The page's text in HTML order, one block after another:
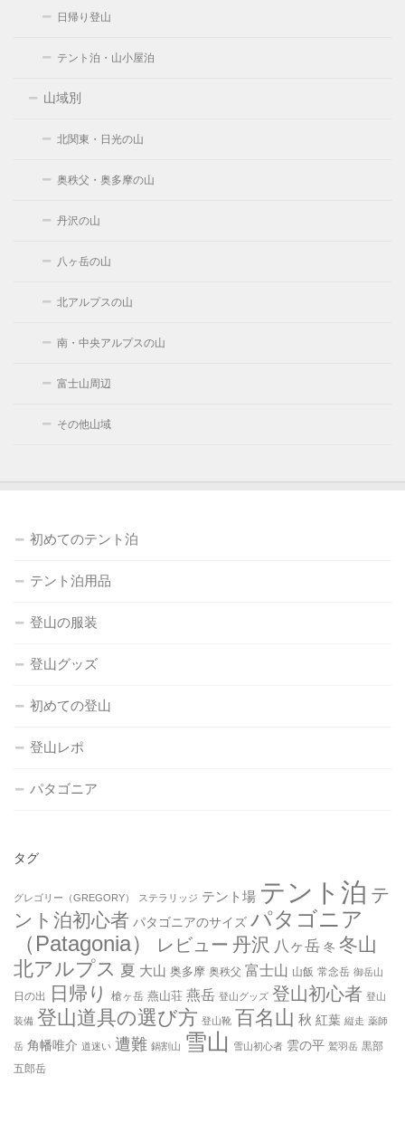
日帰り登山
テント泊・山小屋泊
山域別
北関東・日光の山
奥秩父・奥多摩の山
丹沢の山
八ヶ岳の山
北アルプスの山
南・中央アルプスの山
富士山周辺
その他山域
初めてのテント泊
テント泊用品
登山の服装
登山グッズ
初めての登山
登山レポ
パタゴニア
タグ
グレゴリー（GREGORY） ステラリッジ テント場 テント泊 テ
ント泊初心者 パタゴニアのサイズ パタゴニア
（Patagonia）
レビュー 丹沢 八ヶ岳 冬 冬山
北アルプス 夏 大山 奥多摩 奥秩父 富士山 山飯 常念岳 御岳山
日の出 日帰り 槍ヶ岳 燕山荘 燕岳 登山グッズ 登山初心者 登山
装備 登山道具の選び方 登山靴 百名山 秋 紅葉 縦走 薬師
岳 角幡唯介 道迷い 遭難 鍋割山 雪山 雪山初心者 雲の平 鷲羽岳 黒部
五郎岳